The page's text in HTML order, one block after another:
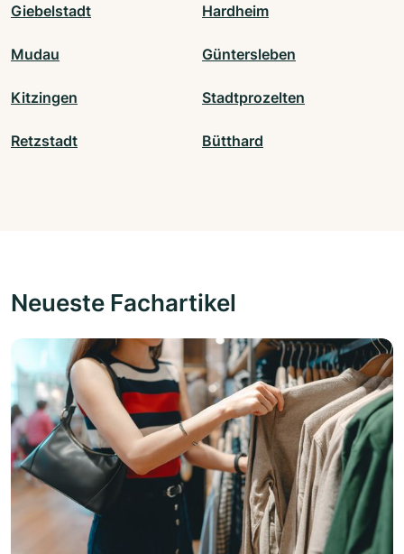
Giebelstadt Hardheim
Mudau Güntersleben
Kitzingen Stadtprozelten
Retzstadt Bütthard
Neueste Fachartikel